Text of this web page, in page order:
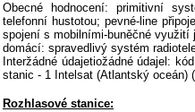
Obecné hodnocení: primitivní
telefonní hustotou; pevné-line
spojení s mobilními-buněčné využití
domácí: spravedlivý systém
Interžádné údajetiožádné údajel:
stanic - 1 Intelsat (Atlantský oceán)
Rozhlasové stanice: